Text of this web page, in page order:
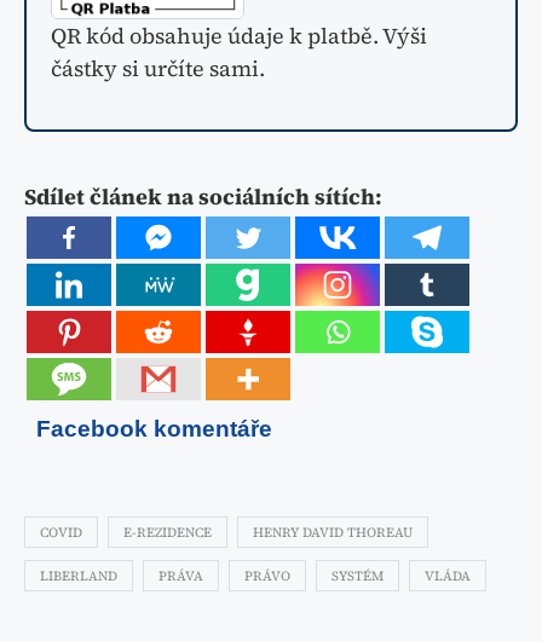
QR kód obsahuje údaje k platbě. Výši
částky si určíte sami.
Sdílet článek na sociálních sítích:
Facebook komentáře
COVID E-REZIDENCE HENRY DAVID THOREAU
LIBERLAND PRÁVA PRÁVO SYSTÉM VLÁDA